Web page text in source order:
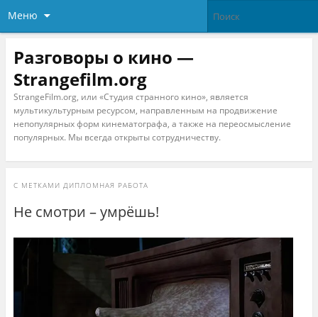
Меню
Разговоры о кино —
Strangefilm.org
StrangeFilm.org, или «Студия странного кино», является
мультикультурным ресурсом, направленным на продвижение
непопулярных форм кинематографа, а также на переосмысление
популярных. Мы всегда открыты сотрудничеству.
С МЕТКАМИ ДИПЛОМНАЯ РАБОТА
Не смотри – умрёшь!